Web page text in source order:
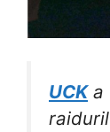
UCKa